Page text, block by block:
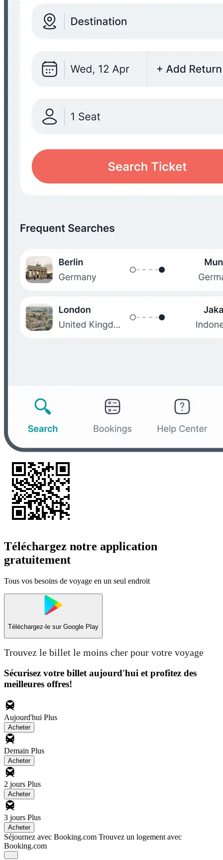
Téléchargez notre application
gratuitement
Tous vos besoins de voyage en un seul endroit
Téléchargez-le sur Google Play
Trouvez le billet le moins cher pour votre voyage
Sécurisez votre billet aujourd'hui et profitez des
meilleures offres!
Aujourd'hui Plus
Acheter
Demain Plus
Acheter
2 jours Plus
Acheter
3 jours Plus
Acheter
Séjournez avec Booking.com Trouvez un logement avec
Booking.com